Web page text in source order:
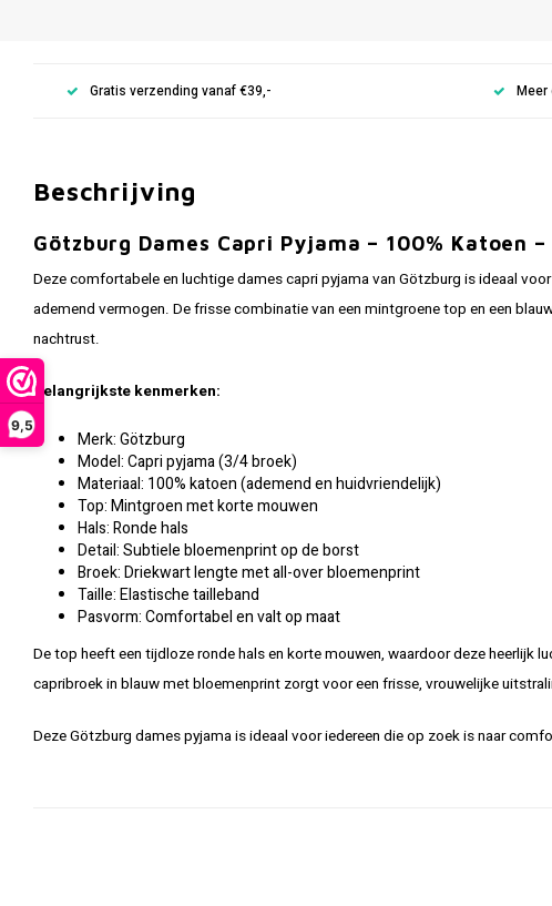
9,5
Gratis verzending vanaf €39,- Meer
Beschrijving
Götzburg Dames Capri Pyjama – 100% Katoen
Deze comfortabele en luchtige dames capri pyjama van Götzburg is ideaal
ademend vermogen. De frisse combinatie van een mintgroene top en een
nachtrust.
Belangrijkste kenmerken:
Merk: Götzburg
Model: Capri pyjama (3/4 broek)
Materiaal: 100% katoen (ademend en huidvriendelijk)
Top: Mintgroen met korte mouwen
Hals: Ronde hals
Detail: Subtiele bloemenprint op de borst
Broek: Driekwart lengte met all-over bloemenprint
Taille: Elastische tailleband
Pasvorm: Comfortabel en valt op maat
De top heeft een tijdloze ronde hals en korte mouwen, waardoor deze
capribroek in blauw met bloemenprint zorgt voor een frisse, vrouwelijke
Deze Götzburg dames pyjama is ideaal voor iedereen die op zoek is naar